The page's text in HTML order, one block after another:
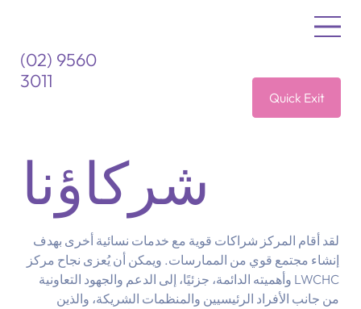
(02) 9560
3011
Quick Exit
شركاؤنا
لقد أقام المركز شراكات قوية مع خدمات نسائية أخرى بهدف
إنشاء مجتمع قوي من الممارسات. ويمكن أن يُعزى نجاح مركز
LWCHC وأهميته الدائمة، جزئيًا، إلى الدعم والجهود التعاونية
من جانب الأفراد الرئيسيين والمنظمات الشريكة، والذين